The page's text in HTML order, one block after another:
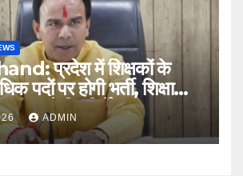
प्रदेश में शिक्षकों के
पदों पर होगी भर्ती, शिक्षा
रावत ने दिए निर्देश
ADMIN